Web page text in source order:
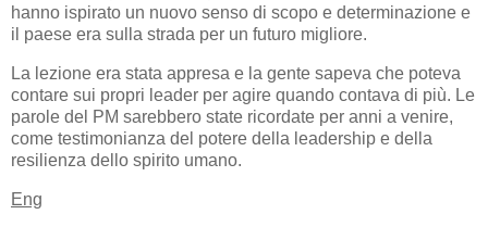
hanno ispirato un nuovo senso di scopo e determinazione e
il paese era sulla strada per un futuro migliore.
La lezione era stata appresa e la gente sapeva che poteva
contare sui propri leader per agire quando contava di più. Le
parole del PM sarebbero state ricordate per anni a venire,
come testimonianza del potere della leadership e della
resilienza dello spirito umano.
Eng